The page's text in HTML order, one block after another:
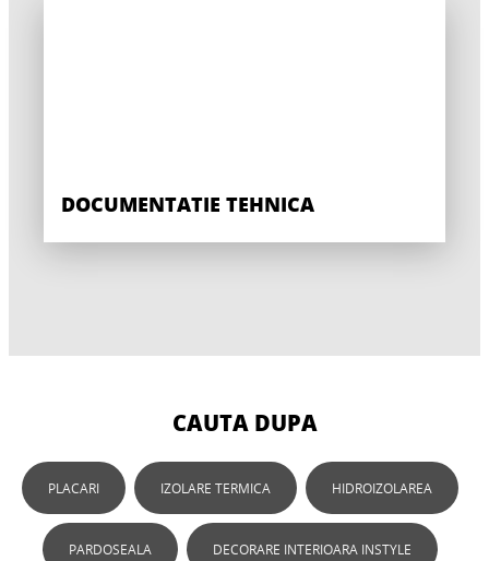
DOCUMENTATIE TEHNICA
CAUTA DUPA
PLACARI IZOLARE TERMICA HIDROIZOLAREA
PARDOSEALA DECORARE INTERIOARA INSTYLE